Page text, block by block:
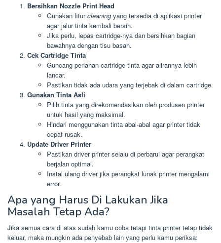
Bersihkan Nozzle Print Head
Gunakan fiturcleaning yang tersedia di aplikasi printer
agar jalur tinta kembali bersih.
Jika perlu, lepas cartridge-nya dan bersihkan bagian
bawahnya dengan tisu basah.
Cek Cartridge Tinta
Guncang perlahan cartridge tinta agar alirannya lebih
lancar.
Pastikan tidak ada udara yang terjebak di dalam cartridge.
Gunakan Tinta Asli
Pilih tinta yang direkomendasikan oleh produsen printer
untuk hasil yang maksimal.
Hindari menggunakan tinta abal-abal agar printer tidak
cepat rusak.
Update Driver Printer
Pastikan driver printer selalu di perbarui agar perangkat
berjalan optimal.
Instal ulang driver jika perangkat lunak printer mengalami
error.
Apa yang Harus Di Lakukan Jika
Masalah Tetap Ada?
Jika semua cara di atas sudah kamu coba tetapi tinta printer tetap tidak
keluar, maka mungkin ada penyebab lain yang perlu kamu periksa: